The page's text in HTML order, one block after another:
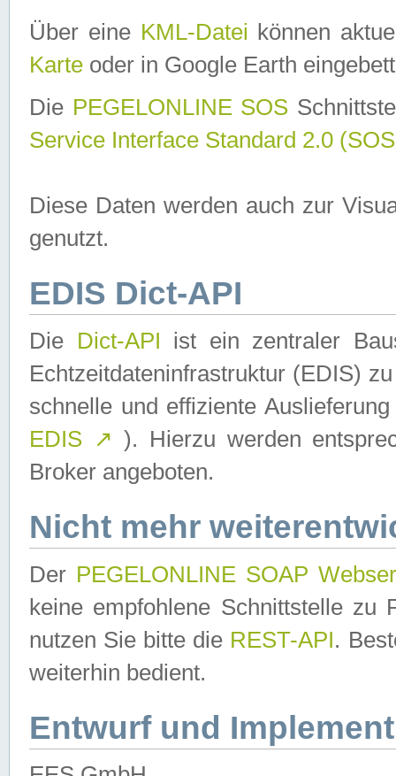
Über eine KML-Datei können
Karte oder in Google Earth
Die PEGELONLINE SOS
Service Interface Standard 2.0
Diese Daten werden auch zur
genutzt.
EDIS Dict-API
Die Dict-API ist ein zentraler
Echtzeitdateninfrastruktur (EDIS)
schnelle und effiziente
EDIS ↗ ). Hierzu werden
Broker angeboten.
Nicht mehr
Der PEGELONLINE SOAP
keine empfohlene Schnittstelle zu
nutzen Sie bitte die REST-API.
weiterhin bedient.
Entwurf und